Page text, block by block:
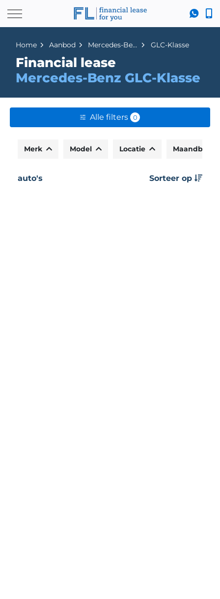
Home Aanbod Mercedes-Benz GLC-Klasse
Financial lease
Mercedes-Benz GLC-Klasse
Alle filters 0
Merk Model Locatie
auto's Sorteer op